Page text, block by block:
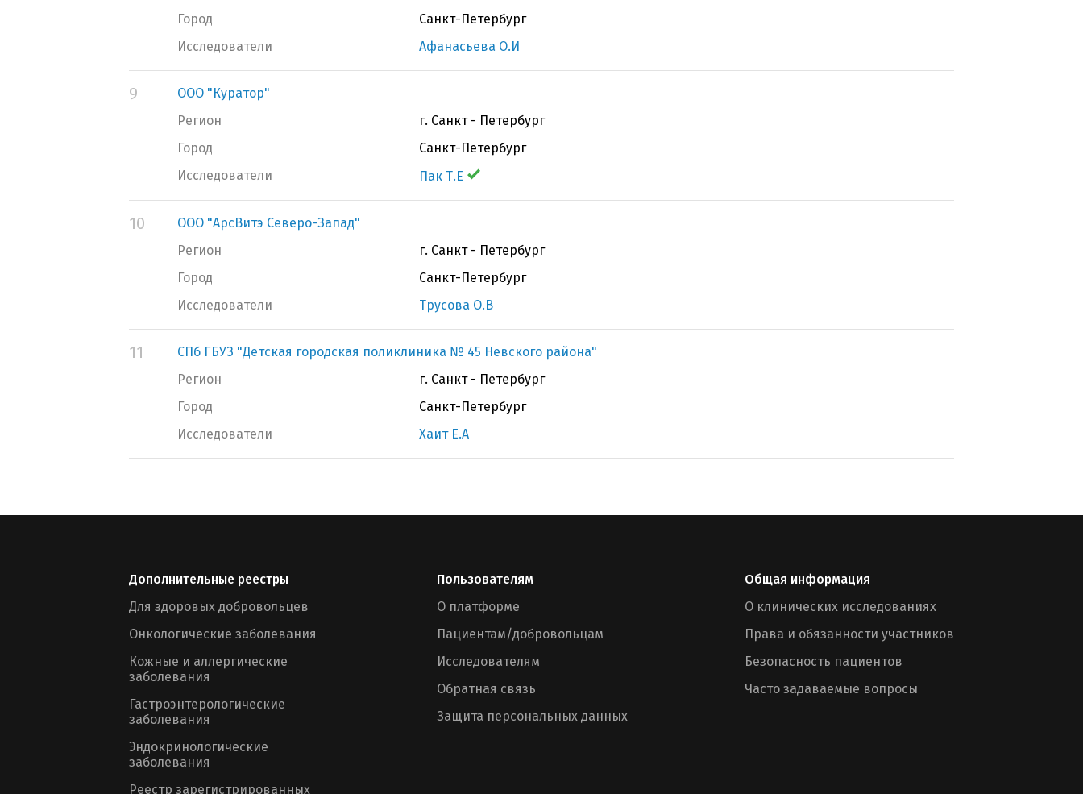
Город
Санкт-Петербург
Исследователи
Афанасьева О.И
9
ООО "Куратор"
Регион
г. Санкт - Петербург
Город
Санкт-Петербург
Исследователи
Пак Т.Е
10
ООО "АрсВитэ Северо-Запад"
Регион
г. Санкт - Петербург
Город
Санкт-Петербург
Исследователи
Трусова О.В
11
СПб ГБУЗ "Детская городская поликлиника № 45 Невского района"
Регион
г. Санкт - Петербург
Город
Санкт-Петербург
Исследователи
Хаит Е.А
Дополнительные реестры
Для здоровых добровольцев
Онкологические заболевания
Кожные и аллергические
заболевания
Гастроэнтерологические
заболевания
Эндокринологические
заболевания
Реестр зарегистрированных
Пользователям
О платформе
Пациентам/добровольцам
Исследователям
Обратная связь
Защита персональных данных
Общая информация
О клинических исследованиях
Права и обязанности участников
Безопасность пациентов
Часто задаваемые вопросы